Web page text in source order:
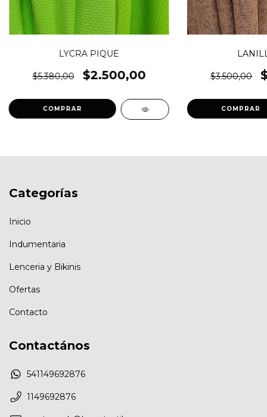
LYCRA PIQUE
$5.380,00 $2.500,00
COMPRAR
$3.500,00
COMPRAR
Categorías
Inicio
Indumentaria
Lenceria y Bikinis
Ofertas
Contacto
Contactános
541149692876
1149692876